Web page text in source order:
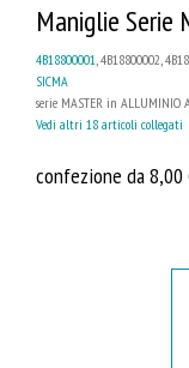
Maniglie Serie
4B18800001 , 4B18800002,
SICMA
serie MASTER in ALLUMINIO
Vedi altri 18 articoli collegati
confezione da 8,00